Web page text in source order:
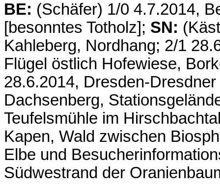
BE: (Schäfer) 1/0 4.7.2014,
[besonntes Totholz]; SN:
Kahleberg, Nordhang; 2/1
Flügel östlich Hofewiese,
28.6.2014, Dresden-
Dachsenberg,
Teufelsmühle im
Kapen, Wald zwischen
Elbe und
Südwestrand der